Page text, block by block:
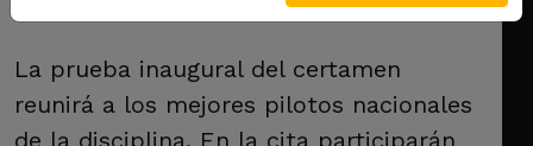
La prueba inaugural del certamen
reunirá a los mejores pilotos nacionales
de la disciplina. En la cita participarán